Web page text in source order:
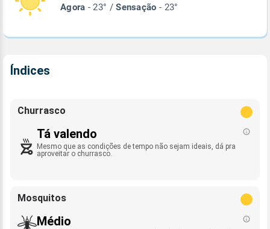
Agora - 23° /Sensação - 23°
Índices
Churrasco
Tá valendo
Mesmo que as condições de tempo não sejam ideais, dá pra
aproveitar o churrasco.
Mosquitos
Médio